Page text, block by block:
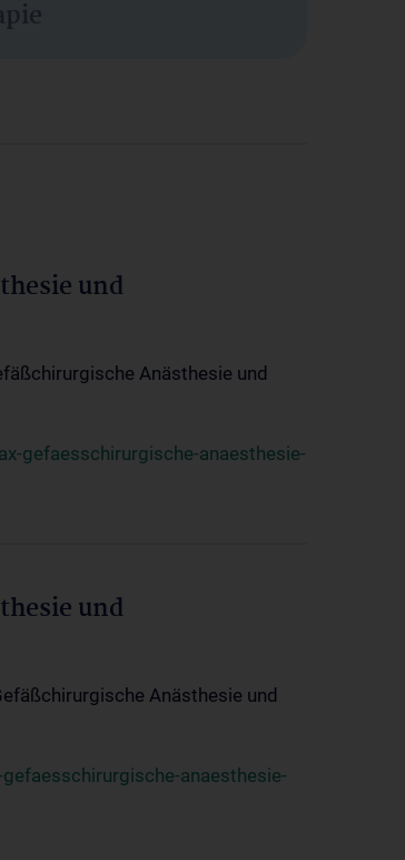
und
Anästhesie und
gefaesschirurgische-anaesthesie-
und
Anästhesie und
anaesthesie-